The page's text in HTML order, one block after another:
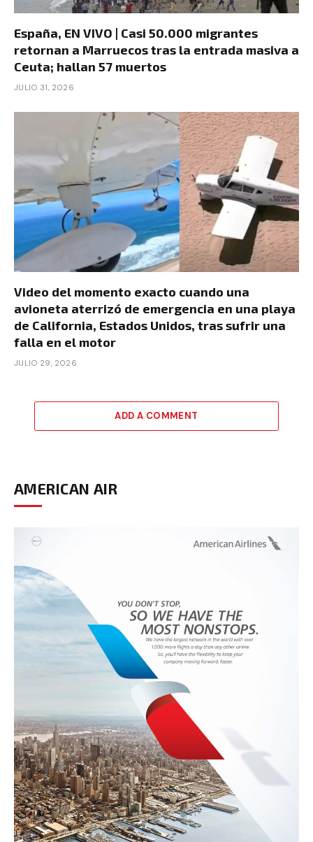
España, EN VIVO | Casi 50.000 migrantes
retornan a Marruecos tras la entrada masiva a
Ceuta; hallan 57 muertos
JULIO 31, 2026
Video del momento exacto cuando una
avioneta aterrizó de emergencia en una playa
de California, Estados Unidos, tras sufrir una
falla en el motor
JULIO 29, 2026
ADD A COMMENT
AMERICAN AIR